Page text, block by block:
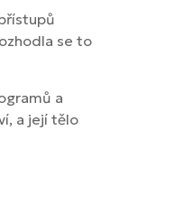
se to
a
a její tělo